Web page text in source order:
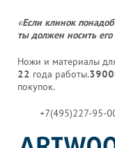
«Если клинок
ты должен носить
Ножи и материалы
22 года работы.
покупок.
+7(495)227-95-